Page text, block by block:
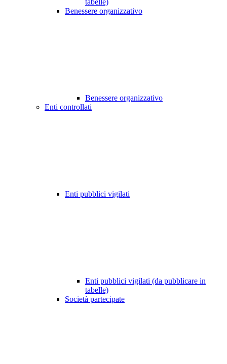
tabelle)
Benessere organizzativo
Benessere organizzativo
Enti controllati
Enti pubblici vigilati
Enti pubblici vigilati (da pubblicare in
tabelle)
Società partecipate